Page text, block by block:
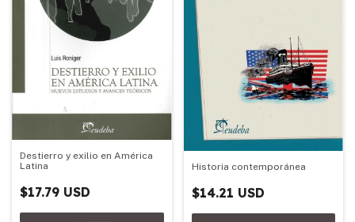
Destierro y exilio en América
Latina
$17.79 USD
Historia contemporánea
$14.21 USD